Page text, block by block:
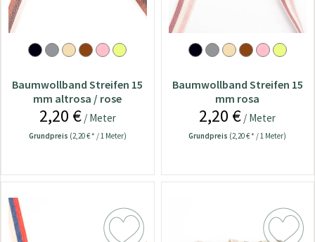
Baumwollband Streifen 15
mm altrosa / rose
2,20 €/ Meter
Grundpreis (2,20 € * / 1 Meter)
Baumwollband Streifen 15
mm rosa
2,20 € / Meter
Grundpreis (2,20 € * / 1 Meter)